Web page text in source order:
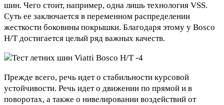
шин. Чего стоит, например, одна лишь технология VSS.
Суть ее заключается в переменном распределении
жесткости боковины покрышки. Благодаря этому у Bosco
H/T достигается целый ряд важных качеств.
Прежде всего, речь идет о стабильности курсовой
устойчивости. Речь идет о движении по прямой и в
поворотах, а также о нивелировании воздействий от